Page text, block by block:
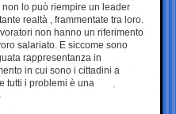
non lo può riempire un leader
realtà , frammentate tra loro.
non hanno un riferimento
salariato. E siccome sono
rappresentanza in
in cui sono i cittadini a
tutti i problemi è una